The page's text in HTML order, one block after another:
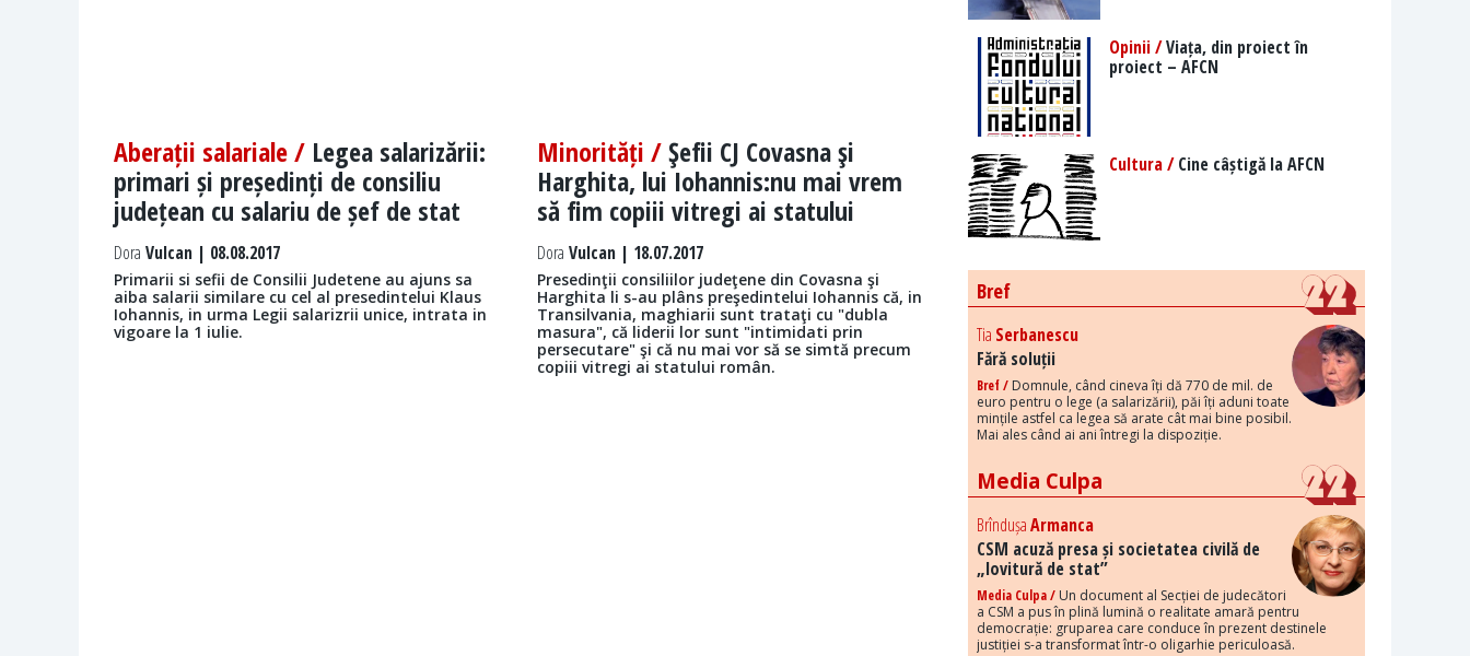
Aberații salariale / Legea salarizării:
primari și președinți de consiliu
județean cu salariu de șef de stat
Dora Vulcan | 08.08.2017
Primarii si sefii de Consilii Judetene au ajuns sa
aiba salarii similare cu cel al presedintelui Klaus
Iohannis, in urma Legii salarizrii unice, intrata in
vigoare la 1 iulie.
Minorități /Şefii CJ Covasna şi
Harghita, lui Iohannis:nu mai vrem
să fim copiii vitregi ai statului
Dora Vulcan | 18.07.2017
Presedinţii consiliilor judeţene din Covasna şi
Harghita li s-au plâns preşedintelui Iohannis că, in
Transilvania, maghiarii sunt trataţi cu "dubla
masura", că liderii lor sunt "intimidati prin
persecutare" şi că nu mai vor să se simtă precum
copiii vitregi ai statului român.
Opinii /Viața, din proiect în
proiect – AFCN
Cultura /Cine câștigă la AFCN
Bref
Tia Serbanescu
Fără soluții
Bref / Domnule, când cineva îți dă 770 de mil. de
euro pentru o lege (a salarizării), păi îți aduni toate
mințile astfel ca legea să arate cât mai bine posibil.
Mai ales când ai ani întregi la dispoziție.
Media Culpa
BrîndușaArmanca
CSM acuză presa și societatea civilă de
„lovitură de stat”
Media Culpa / Un document al Secției de judecători
a CSM a pus în plină lumină o realitate amară pentru
democrație: gruparea care conduce în prezent destinele
justiției s-a transformat într-o oligarhie periculoasă.